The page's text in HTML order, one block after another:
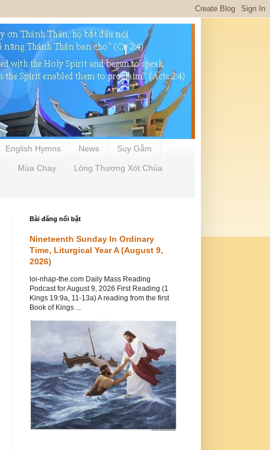
English Hymns News Suy Gẫm
Mùa Chay Lòng Thương Xót Chúa
Bài đăng nổi bật
Nineteenth Sunday In Ordinary
Time, Liturgical Year A (August 9,
2026)
loi-nhap-the.com Daily Mass Reading
Podcast for August 9, 2026 First Reading (1
Kings 19:9a, 11-13a) A reading from the first
Book of Kings ...